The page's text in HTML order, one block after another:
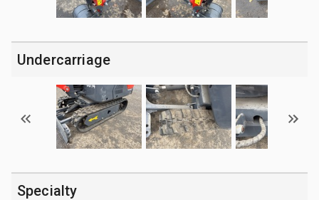
Undercarriage
Specialty